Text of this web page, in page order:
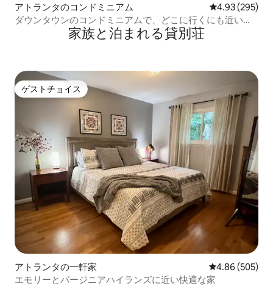
アトランタのコンドミニアム レビュー295
4.93 (295)
ダウンタウンのコンドミニアムで、どこに行くにも近いで
す。無料駐車場あり！家族と泊まれる貸別荘
ゲストチョイス
ゲストチョイス
アトランタの一軒家 レビュー505
4.86 (505)
エモリーとバージニアハイランズに近い快適な家